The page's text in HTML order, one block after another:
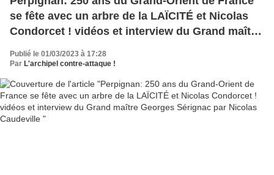
se fête avec un arbre de la LAÏCITÉ et Nicolas
Condorcet ! vidéos et interview du Grand maître
Georges Sérignac par Nicolas Caudeville
Publié le 01/03/2023 à 17:28
Par L'archipel contre-attaque !